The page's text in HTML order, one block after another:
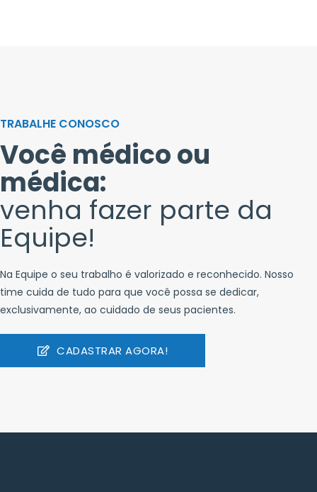
TRABALHE CONOSCO
Você médico ou
médica:
venha fazer parte da
Equipe!
Na Equipe o seu trabalho é valorizado e reconhecido. Nosso
time cuida de tudo para que você possa se dedicar,
exclusivamente, ao cuidado de seus pacientes.
CADASTRAR AGORA!